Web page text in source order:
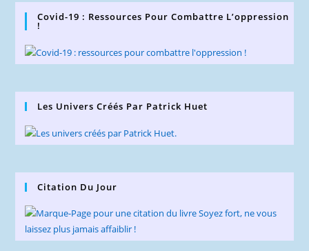
Covid-19 : Ressources Pour Combattre L’oppression
!
Les Univers Créés Par Patrick Huet
Citation Du Jour